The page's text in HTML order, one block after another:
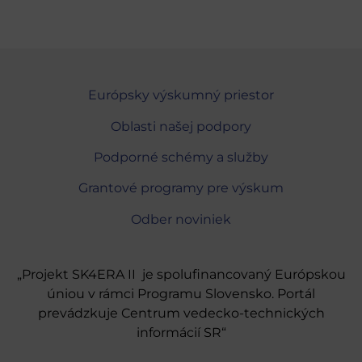
Európsky výskumný priestor
Oblasti našej podpory
Podporné schémy a služby
Grantové programy pre výskum
Odber noviniek
„Projekt SK4ERA II je spolufinancovaný Európskou
úniou v rámci Programu Slovensko. Portál
prevádzkuje Centrum vedecko-technických
informácií SR“